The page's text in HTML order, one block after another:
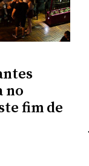
no
fim de